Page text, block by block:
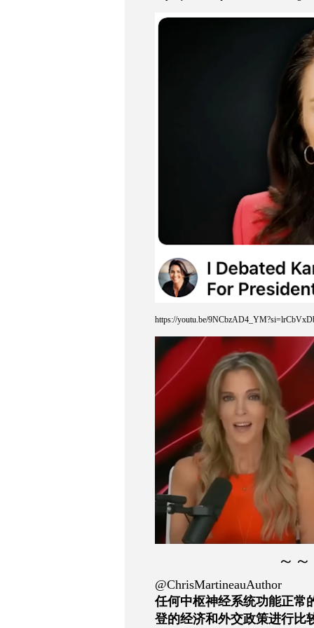
https://youtu.be/
～
@ChrisMartineauAuthor
任何中枢神经系统功能正常
登的经济和外交政策进行比